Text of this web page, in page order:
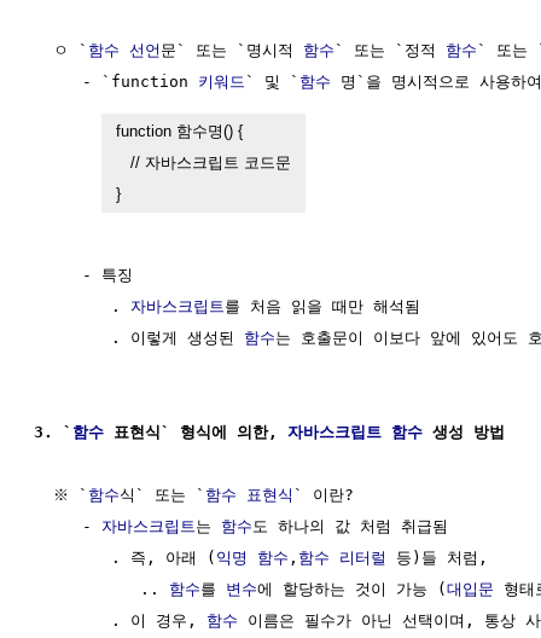
  ㅇ `
함수 선언 문` 또는 `명시적 함수 ` 또는 `정적 함수 ` 또는
     - `function
키워드 ` 및 ` 함수 명`을 명시적으로 사용하
function 함수명() {
   // 자바스크립트 코드문
}
     - 특징
        .
자바스크립트 를 처음 읽을 때만 해석됨
        . 이렇게 생성된
함수는 호출문이 이보다 앞에 있어도
3. ` 함수 표현식` 형식에 의한, 자바스크립트 함수 생성 방법
  ※ `
함수식` 또는 ` 함수 표현식 ` 이란?
     -
자바스크립트 는 함수 도 하나의 값 처럼 취급됨
        . 즉, 아래 (
익명 함수 , 함수 리터럴
등)들 처럼,
           ..
함수를 변수에 할당하는 것이 가능 (대입문 형태
        . 이 경우,
함수 이름은 필수가 아닌 선택이며, 통상